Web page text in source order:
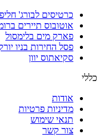
כרטיסים לבורג'
אוטובוס תיירים
פארק מים בלימסול
פסל החירות בניו
סקיאתוס יוון
כללי
אודות
מדיניות פרטיות
תנאי שימוש
צור קשר